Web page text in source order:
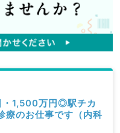
・1,500万円◎駅チカ
療のお仕事です（内科